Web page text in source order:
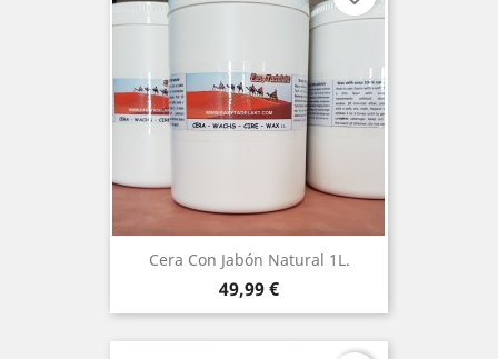
Cera Con Jabón Natural 1L.
Precio
49,99 €